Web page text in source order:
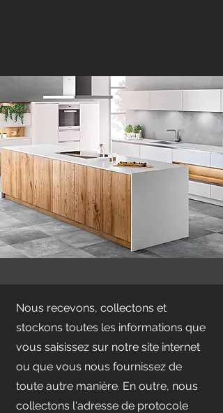
Nous recevons, collectons et
stockons toutes les informations que
vous saisissez sur notre site internet
ou que vous nous fournissez de
toute autre manière. En outre, nous
collectons l'adresse de protocole